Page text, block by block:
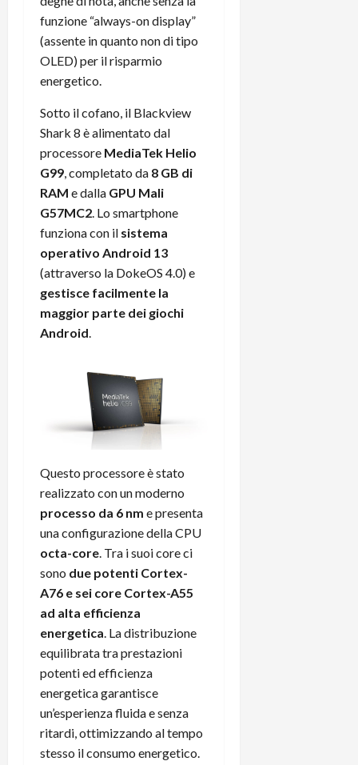
funzione “always-on display”
(assente in quanto non di tipo
OLED) per il risparmio
energetico.
Sotto il cofano, il Blackview
Shark 8 è alimentato dal
processore MediaTek Helio
G99, completato da 8 GB di
RAM e dalla GPU Mali
G57MC2. Lo smartphone
funziona con il sistema
operativo Android 13
(attraverso la DokeOS 4.0) e
gestisce facilmente la
maggior parte dei giochi
Android.
Questo processore è stato
realizzato con un moderno
processo da 6 nm e presenta
una configurazione della CPU
octa-core. Tra i suoi core ci
sono due potenti Cortex-
A76 e sei core Cortex-A55
ad alta efficienza
energetica. La distribuzione
equilibrata tra prestazioni
potenti ed efficienza
energetica garantisce
un’esperienza fluida e senza
ritardi, ottimizzando al tempo
stesso il consumo energetico.